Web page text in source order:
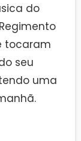
do
tocaram
seu
uma